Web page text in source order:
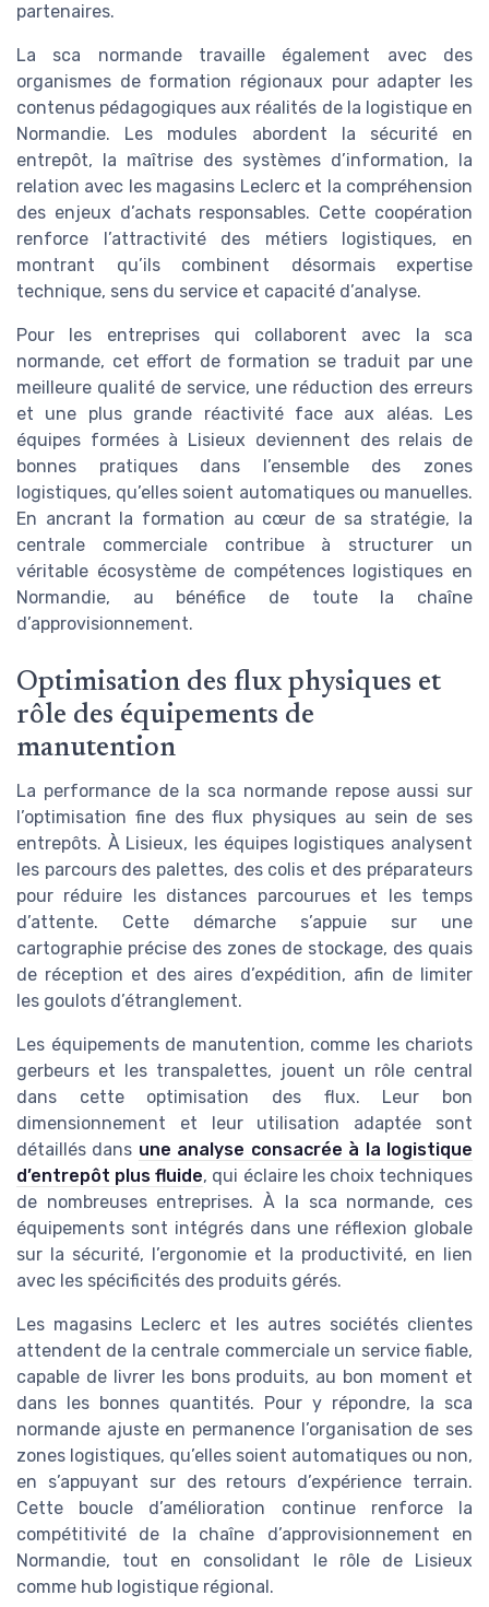
partenaires.
La sca normande travaille également avec des
organismes de formation régionaux pour adapter les
contenus pédagogiques aux réalités de la logistique en
Normandie. Les modules abordent la sécurité en
entrepôt, la maîtrise des systèmes d’information, la
relation avec les magasins Leclerc et la compréhension
des enjeux d’achats responsables. Cette coopération
renforce l’attractivité des métiers logistiques, en
montrant qu’ils combinent désormais expertise
technique, sens du service et capacité d’analyse.
Pour les entreprises qui collaborent avec la sca
normande, cet effort de formation se traduit par une
meilleure qualité de service, une réduction des erreurs
et une plus grande réactivité face aux aléas. Les
équipes formées à Lisieux deviennent des relais de
bonnes pratiques dans l’ensemble des zones
logistiques, qu’elles soient automatiques ou manuelles.
En ancrant la formation au cœur de sa stratégie, la
centrale commerciale contribue à structurer un
véritable écosystème de compétences logistiques en
Normandie, au bénéfice de toute la chaîne
d’approvisionnement.
Optimisation des flux physiques et
rôle des équipements de
manutention
La performance de la sca normande repose aussi sur
l’optimisation fine des flux physiques au sein de ses
entrepôts. À Lisieux, les équipes logistiques analysent
les parcours des palettes, des colis et des préparateurs
pour réduire les distances parcourues et les temps
d’attente. Cette démarche s’appuie sur une
cartographie précise des zones de stockage, des quais
de réception et des aires d’expédition, afin de limiter
les goulots d’étranglement.
Les équipements de manutention, comme les chariots
gerbeurs et les transpalettes, jouent un rôle central
dans cette optimisation des flux. Leur bon
dimensionnement et leur utilisation adaptée sont
détaillés dans une analyse consacrée à la logistique
d’entrepôt plus fluide, qui éclaire les choix techniques
de nombreuses entreprises. À la sca normande, ces
équipements sont intégrés dans une réflexion globale
sur la sécurité, l’ergonomie et la productivité, en lien
avec les spécificités des produits gérés.
Les magasins Leclerc et les autres sociétés clientes
attendent de la centrale commerciale un service fiable,
capable de livrer les bons produits, au bon moment et
dans les bonnes quantités. Pour y répondre, la sca
normande ajuste en permanence l’organisation de ses
zones logistiques, qu’elles soient automatiques ou non,
en s’appuyant sur des retours d’expérience terrain.
Cette boucle d’amélioration continue renforce la
compétitivité de la chaîne d’approvisionnement en
Normandie, tout en consolidant le rôle de Lisieux
comme hub logistique régional.